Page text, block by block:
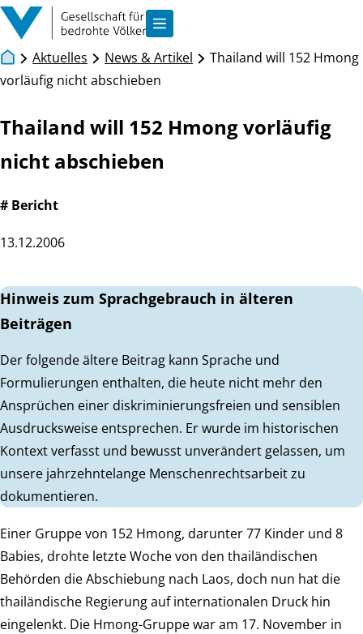
Zum Inhalt springen
Navigation anzeigen
Aktuelles
News & Artikel
Thailand will 152 Hmong
vorläufig nicht abschieben
Thailand will 152 Hmong vorläufig
nicht abschieben
# Bericht
13.12.2006
Hinweis zum Sprachgebrauch in älteren
Beiträgen
Der folgende ältere Beitrag kann Sprache und
Formulierungen enthalten, die heute nicht mehr den
Ansprüchen einer diskriminierungsfreien und sensiblen
Ausdrucksweise entsprechen. Er wurde im historischen
Kontext verfasst und bewusst unverändert gelassen, um
unsere jahrzehntelange Menschenrechtsarbeit zu
dokumentieren.
Einer Gruppe von 152 Hmong, darunter 77 Kinder und 8
Babies, drohte letzte Woche von den thailändischen
Behörden die Abschiebung nach Laos, doch nun hat die
thailändische Regierung auf internationalen Druck hin
eingelenkt. Die Hmong-Gruppe war am 17. November in